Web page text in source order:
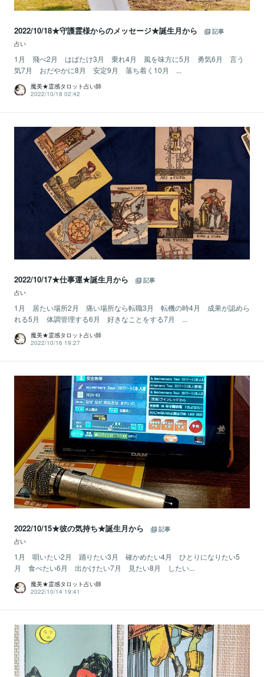
2022/10/18★守護霊様からのメッセージ★誕生月から
記事
占い
1月 飛べ2月 はばたけ3月 乗れ4月 風を味方に5月 勇気6月 言う
気7月 おだやかに8月 安定9月 落ち着く10月 ...
魔美★霊感タロット占い師
2022/10/18 02:42
2022/10/17★仕事運★誕生月から
記事
占い
1月 居たい場所2月 痛い場所なら転職3月 転機の時4月 成果が認めら
れる5月 体調管理する6月 好きなことをする7月 ...
魔美★霊感タロット占い師
2022/10/16 19:27
2022/10/15★彼の気持ち★誕生月から
記事
占い
1月 唄いたい2月 踊りたい3月 確かめたい4月 ひとりになりたい5
月 食べたい6月 出かけたい7月 見たい8月 したい...
魔美★霊感タロット占い師
2022/10/14 19:41